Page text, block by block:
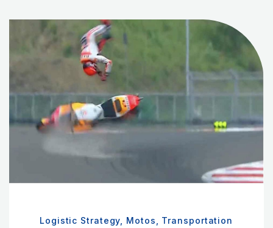
Logistic Strategy Motos
Transportation